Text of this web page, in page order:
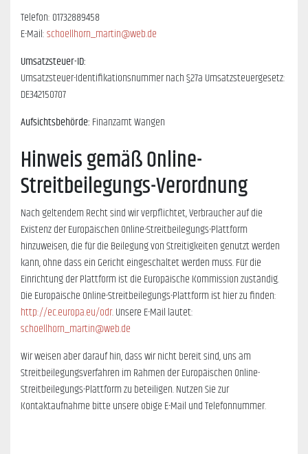
Telefon: 01732889458
E-Mail:schoellhorn_martin@web.de
Umsatzsteuer-ID:
Umsatzsteuer-Identifikationsnummer nach §27a Umsatzsteuergesetz:
DE342150707
Aufsichtsbehörde: Finanzamt Wangen
Hinweis gemäß Online-
Streitbeilegungs-Verordnung
Nach geltendem Recht sind wir verpflichtet, Verbraucher auf die
Existenz der Europäischen Online-Streitbeilegungs-Plattform
hinzuweisen, die für die Beilegung von Streitigkeiten genutzt werden
kann, ohne dass ein Gericht eingeschaltet werden muss. Für die
Einrichtung der Plattform ist die Europäische Kommission zuständig.
Die Europäische Online-Streitbeilegungs-Plattform ist hier zu finden:
http://ec.europa.eu/odr. Unsere E-Mail lautet:
schoellhorn_martin@web.de
Wir weisen aber darauf hin, dass wir nicht bereit sind, uns am
Streitbeilegungsverfahren im Rahmen der Europäischen Online-
Streitbeilegungs-Plattform zu beteiligen. Nutzen Sie zur
Kontaktaufnahme bitte unsere obige E-Mail und Telefonnummer.